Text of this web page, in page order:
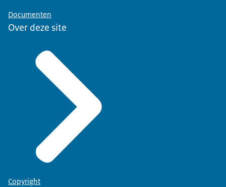
Documenten
Over deze site
Copyright